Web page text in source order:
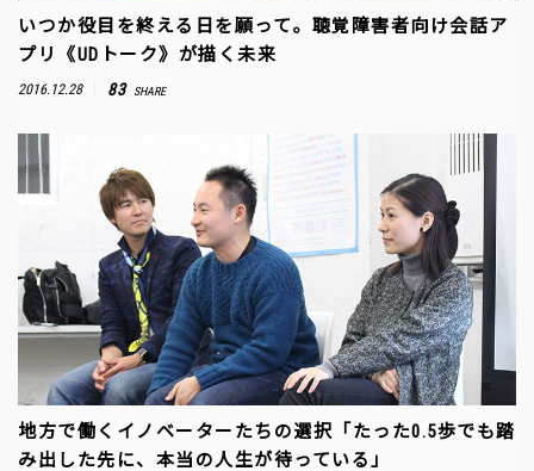
いつか役目を終える日を願って。聴覚障害者向け会話ア
プリ《UDトーク》が描く未来
2016.12.28 83 SHARE
地方で働くイノベーターたちの選択「たった0.5歩でも踏
み出した先に、本当の人生が待っている」